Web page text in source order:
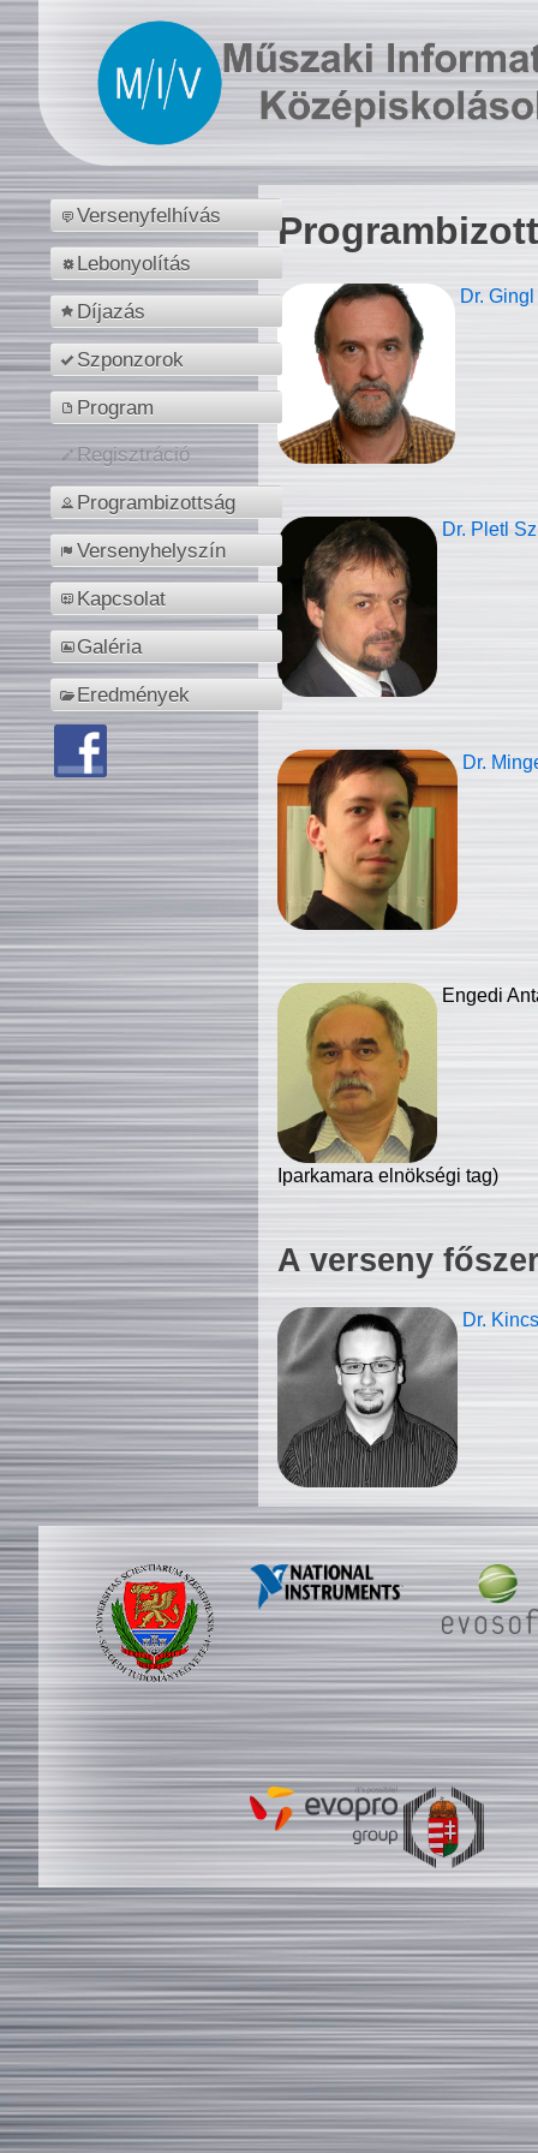
Versenyfelhívás
Lebonyolítás
Díjazás
Szponzorok
Program
Regisztráció
Programbizottság
Versenyhelyszín
Kapcsolat
Galéria
Eredmények
Dr.
Dr. Pletl
Dr.
Engedi
Iparkamara elnökségi tag)
A verseny
Dr.